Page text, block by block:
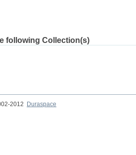
following Collection(s)
2012
Duraspace